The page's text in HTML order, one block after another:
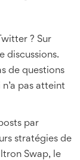
? Sur
discussions.
de questions
pas atteint
par
stratégies de
Swap, le